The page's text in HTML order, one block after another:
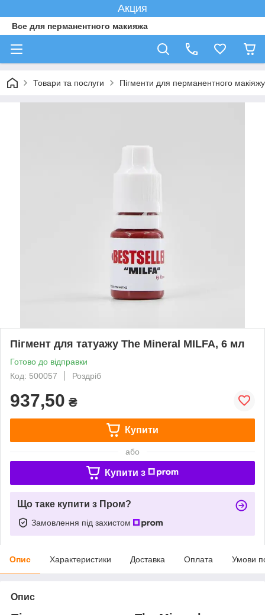
Акция
Все для перманентного макияжа
Товари та послуги Пігменти для перманентного макіяжу
Пігмент для татуажу The Mineral MILFA, 6 мл
Готово до відправки
Код: 500057
Роздріб
937,50 ₴
Купити
або
Купити з
Що таке купити з Пром?
Замовлення під захистом
Опис Характеристики Доставка Оплата Умови
Опис